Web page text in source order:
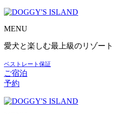
MENU
愛犬と楽しむ最上級のリゾート
ベストレート保証
ご宿泊
予約